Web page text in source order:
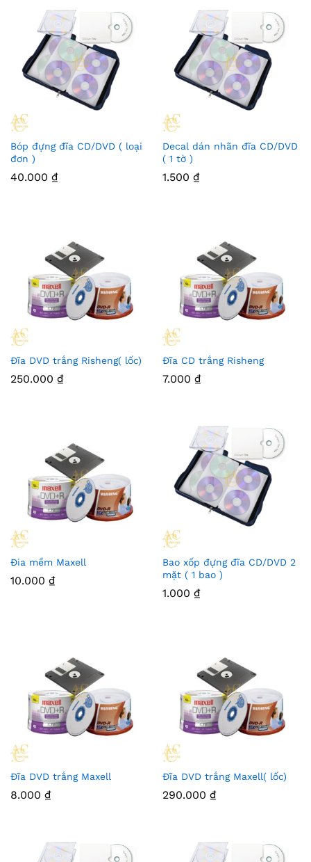
Bóp đựng đĩa CD/DVD ( loại
đơn )
40.000 ₫
Decal dán nhãn đĩa CD/DVD
( 1 tờ )
1.500 ₫
Đĩa DVD trắng Risheng( lốc)
250.000 ₫
Đĩa CD trắng Risheng
7.000 ₫
Đia mềm Maxell
10.000 ₫
Bao xốp đựng đĩa CD/DVD 2
mặt ( 1 bao )
1.000 ₫
Đĩa DVD trắng Maxell
8.000 ₫
Đĩa DVD trắng Maxell( lốc)
290.000 ₫